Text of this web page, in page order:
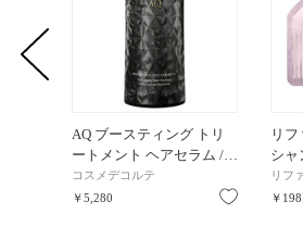
AQ ブースティング トリ
ートメント ヘアセラム /…
コスメデコルテ
￥5,280
お気に入り
リ
シャ
リフ
￥198